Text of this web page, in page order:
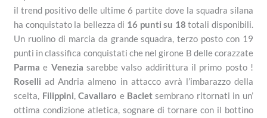
il trend positivo delle ultime 6 partite dove la squadra silana
ha conquistato la bellezza di 16 punti su 18 totali disponibili.
Un ruolino di marcia da grande squadra, terzo posto con 19
punti in classifica conquistati che nel girone B delle corazzate
Parma e Venezia sarebbe valso addirittura il primo posto !
Roselli ad Andria almeno in attacco avrà l’imbarazzo della
scelta, Filippini,Cavallaro e Baclet sembrano ritornati in un’
ottima condizione atletica, sognare di tornare con il bottino